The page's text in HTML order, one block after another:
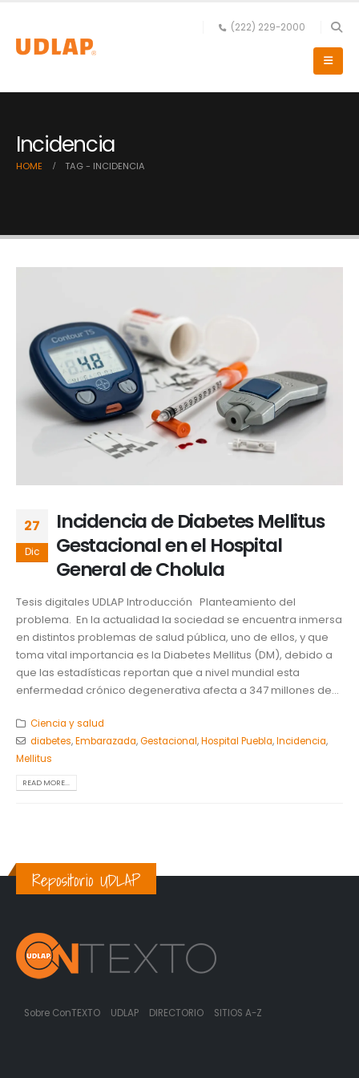
(222) 229-2000
Incidencia
HOME TAG - INCIDENCIA
27
Dic
Incidencia de Diabetes Mellitus
Gestacional en el Hospital
General de Cholula
Tesis digitales UDLAP Introducción Planteamiento del
problema. En la actualidad la sociedad se encuentra inmersa
en distintos problemas de salud pública, uno de ellos, y que
toma vital importancia es la Diabetes Mellitus (DM), debido a
que las estadísticas reportan que a nivel mundial esta
enfermedad crónico degenerativa afecta a 347 millones de...
Ciencia y salud
diabetes,Embarazada,Gestacional,Hospital Puebla,Incidencia,
Mellitus
READ MORE...
Repositorio UDLAP
Sobre ConTEXTO UDLAP DIRECTORIO SITIOS A-Z